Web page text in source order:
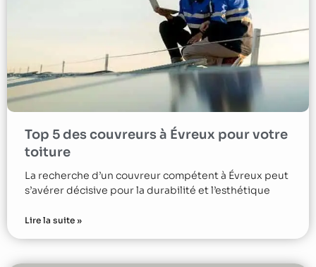
Top 5 des couvreurs à Évreux pour votre
toiture
La recherche d’un couvreur compétent à Évreux peut
s’avérer décisive pour la durabilité et l’esthétique
Lire la suite »